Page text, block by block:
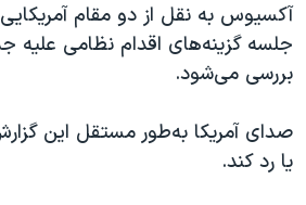
اعتراضات مردمی آبان ۹۸
اسرائیل در جنگ
همایش محافظه‌کاران آمریکا «سی‌پک»
آکسیوس به نقل از دو مقام
جلسه گزینه‌های اقدام نظامی علیه
بررسی می‌شود.
صدای آمریکا به‌طور مستقل این
یا رد کند.